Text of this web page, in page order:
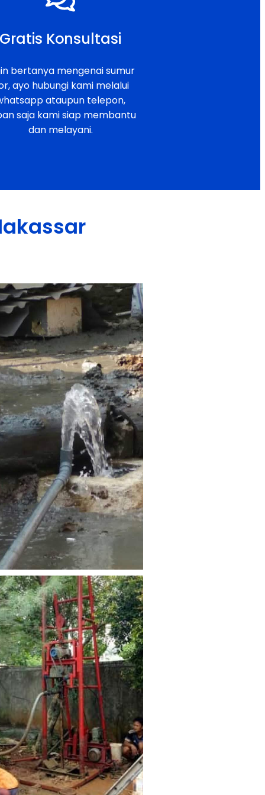
Gratis Konsultasi
bertanya mengenai sumur
ayo hubungi kami melalui
ataupun telepon,
saja kami siap membantu
dan melayani.